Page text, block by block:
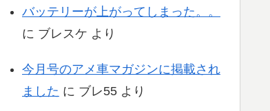
バッテリーが上がってしまった。。
に ブレスケ より
今月号のアメ車マガジンに掲載され
ました に ブレ55 より